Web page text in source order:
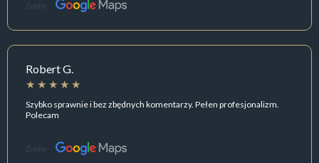
Źródło:
Robert G.
Szybko sprawnie i bez zbędnych komentarzy. Pełen profesjonalizm.
Polecam
Źródło: